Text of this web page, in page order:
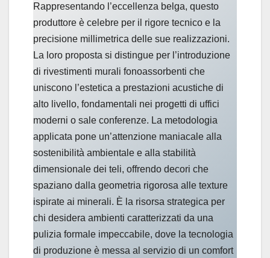
Rappresentando l’eccellenza belga, questo
produttore è celebre per il rigore tecnico e la
precisione millimetrica delle sue realizzazioni.
La loro proposta si distingue per l’introduzione
di rivestimenti murali fonoassorbenti che
uniscono l’estetica a prestazioni acustiche di
alto livello, fondamentali nei progetti di uffici
moderni o sale conferenze. La metodologia
applicata pone un’attenzione maniacale alla
sostenibilità ambientale e alla stabilità
dimensionale dei teli, offrendo decori che
spaziano dalla geometria rigorosa alle texture
ispirate ai minerali. È la risorsa strategica per
chi desidera ambienti caratterizzati da una
pulizia formale impeccabile, dove la tecnologia
di produzione è messa al servizio di un comfort